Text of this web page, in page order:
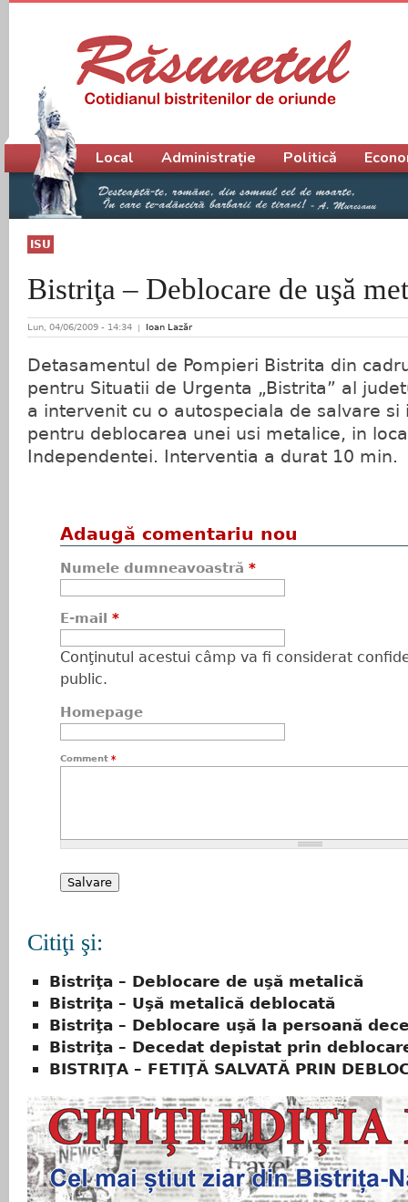
ISU
Bistriţa – Deblocare de uşă
Lun, 04/06/2009 - 14:34 Ioan Lazăr
Detasamentul de Pompieri Bistrita din
pentru Situatii de Urgenta „Bistrita” al
a intervenit cu o autospeciala de salvare
pentru deblocarea unei usi metalice, in
Independentei. Interventia a durat 10 min.
Adaugă comentariu nou
Numele dumneavoastră *
E-mail *
Conţinutul acestui câmp va fi considerat
public.
Homepage
Comment *
Citiţi şi:
Bistriţa – Deblocare de uşă metalică
Bistriţa – Uşă metalică deblocată
Bistriţa – Deblocare uşă la persoană
Bistriţa – Decedat depistat prin
BISTRIŢA – FETIŢĂ SALVATĂ PRIN
Meniu principal
Local Administrație Politică